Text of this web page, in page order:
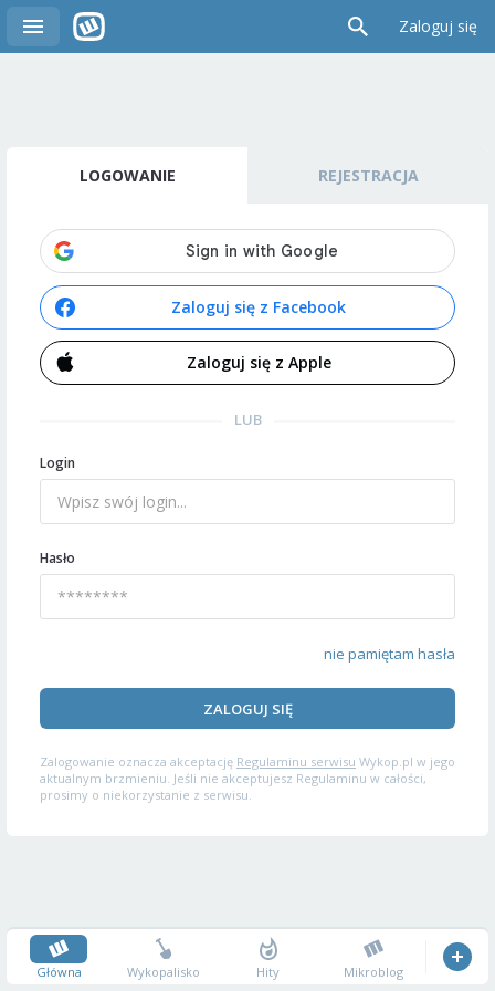
Zaloguj się
LOGOWANIE REJESTRACJA
Zaloguj się z Facebook
Zaloguj się z Apple
LUB
Login
Hasło
nie pamiętam hasła
ZALOGUJ SIĘ
Zalogowanie oznacza akceptację Regulaminu serwisu Wykop.pl w jego
aktualnym brzmieniu. Jeśli nie akceptujesz Regulaminu w całości,
prosimy o niekorzystanie z serwisu.
Główna Wykopalisko Hity Mikroblog